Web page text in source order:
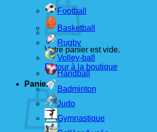
Votre panier est vide.
Retour à la boutique
Panier
Football
Basketball
Rugby
Volley-ball
Handball
Badminton
Judo
Gymnastique